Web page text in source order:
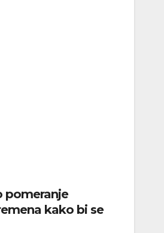
pomeranje
kako bi se